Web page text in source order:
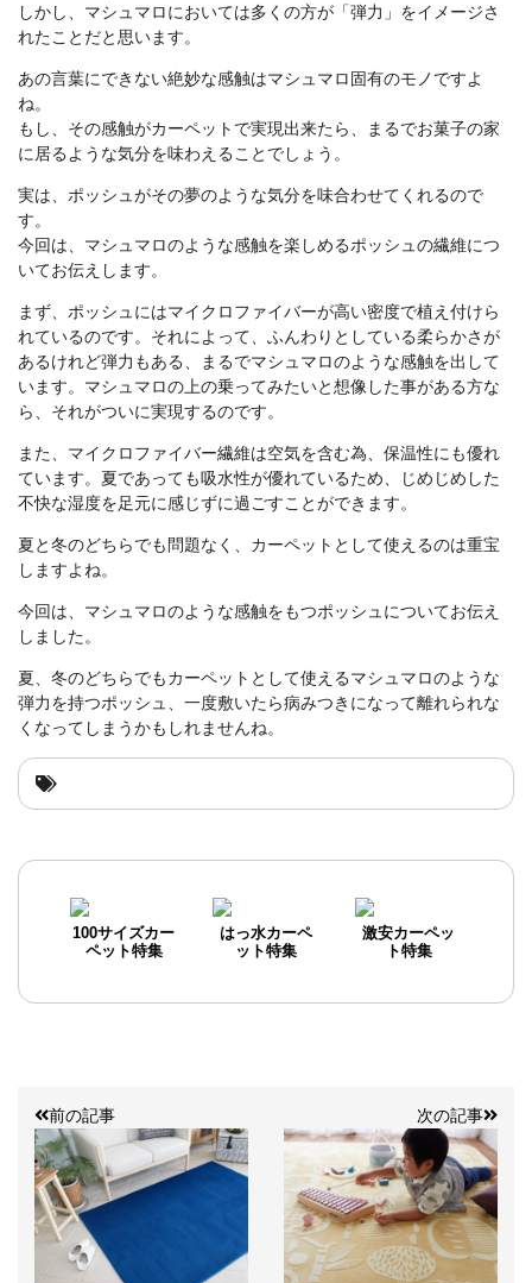
しかし、マシュマロにおいては多くの方が「弾力」をイメージさ
れたことだと思います。
あの言葉にできない絶妙な感触はマシュマロ固有のモノですよ
ね。
もし、その感触がカーペットで実現出来たら、まるでお菓子の家
に居るような気分を味わえることでしょう。
実は、ポッシュがその夢のような気分を味合わせてくれるので
す。
今回は、マシュマロのような感触を楽しめるポッシュの繊維につ
いてお伝えします。
まず、ポッシュにはマイクロファイバーが高い密度で植え付けら
れているのです。それによって、ふんわりとしている柔らかさが
あるけれど弾力もある、まるでマシュマロのような感触を出して
います。マシュマロの上の乗ってみたいと想像した事がある方な
ら、それがついに実現するのです。
また、マイクロファイバー繊維は空気を含む為、保温性にも優れ
ています。夏であっても吸水性が優れているため、じめじめした
不快な湿度を足元に感じずに過ごすことができます。
夏と冬のどちらでも問題なく、カーペットとして使えるのは重宝
しますよね。
今回は、マシュマロのような感触をもつポッシュについてお伝え
しました。
夏、冬のどちらでもカーペットとして使えるマシュマロのような
弾力を持つポッシュ、一度敷いたら病みつきになって離れられな
くなってしまうかもしれませんね。
100サイズカー
ペット特集
はっ水カーペ
ット特集
激安カーペッ
ト特集
前の記事 次の記事